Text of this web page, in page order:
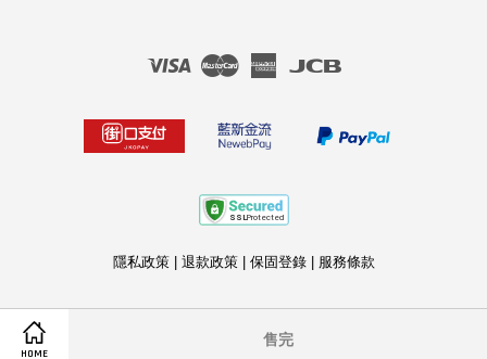
HOME
售完
Visa Master
American
隱私政策| 退款政策| 保固登錄| 服務條款